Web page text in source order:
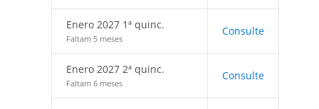
Enero 2027 1ª quinc.
Faltam 5 meses
Consulte
Enero 2027 2ª quinc.
Faltam 6 meses
Consulte